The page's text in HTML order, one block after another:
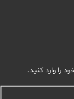
را وارد کنید.